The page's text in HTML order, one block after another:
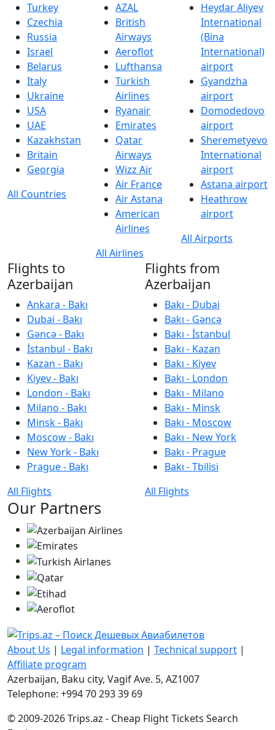
Turkey
Czechia
Russia
Israel
Belarus
Italy
Ukraine
USA
UAE
Kazakhstan
Britain
Georgia
All Countries
AZAL
British
Airways
Aeroflot
Lufthansa
Turkish
Airlines
Ryanair
Emirates
Qatar
Airways
Wizz Air
Air France
Air Astana
American
Airlines
All Airlines
Heydar Aliyev
International
(Bina
International)
airport
Gyandzha
airport
Domodedovo
airport
Sheremetyevo
International
airport
Astana airport
Heathrow
airport
All Airports
Flights to
Azerbaijan
Ankara - Bakı
Dubai - Bakı
Gəncə - Bakı
İstanbul - Bakı
Kazan - Bakı
Kiyev - Bakı
London - Bakı
Milano - Bakı
Minsk - Bakı
Moscow - Bakı
New York - Bakı
Prague - Bakı
All Flights
Flights from
Azerbaijan
Bakı - Dubai
Bakı - Gəncə
Bakı - İstanbul
Bakı - Kazan
Bakı - Kiyev
Bakı - London
Bakı - Milano
Bakı - Minsk
Bakı - Moscow
Bakı - New York
Bakı - Prague
Bakı - Tbilisi
All Flights
Our Partners
About Us | Legal information | Technical support |
Affiliate program
Azerbaijan, Baku city, Vagif Ave. 5, AZ1007
Telephone: +994 70 293 39 69
© 2009-2026 Trips.az - Cheap Flight Tickets Search